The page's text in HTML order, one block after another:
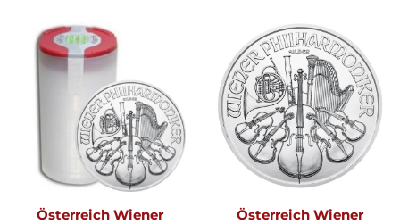
Österreich Wiener
Österreich Wiener